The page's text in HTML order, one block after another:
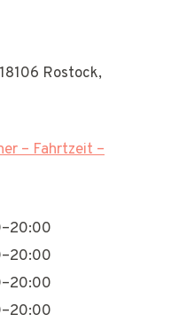
Rostock,
– Fahrtzeit –